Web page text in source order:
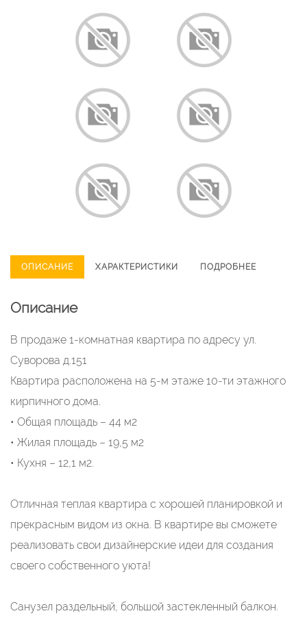
ОПИСАНИЕ ХАРАКТЕРИСТИКИ ПОДРОБНЕЕ
Описание
В продаже 1-комнатная квартира по адресу ул.
Суворова д.151
Квартира расположена на 5-м этаже 10-ти этажного
кирпичного дома.
• Общая площадь – 44 м2
• Жилая площадь – 19,5 м2
• Кухня – 12,1 м2.
Отличная теплая квартира с хорошей планировкой и
прекрасным видом из окна. В квартире вы сможете
реализовать свои дизайнерские идеи для создания
своего собственного уюта!
Санузел раздельный, большой застекленный балкон.